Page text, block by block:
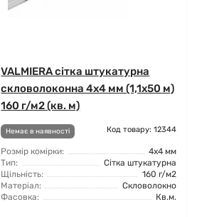
VALMIERA сітка штукатурна
скловолоконна 4x4 мм (1,1x50 м)
160 г/м2 (кв. м)
Немає в наявності Код товару: 12344
Розмір комірки:
4x4 мм
Тип:
Сітка штукатурна
Щільність:
160 г/м2
Матеріал:
Скловолокно
Фасовка:
Кв.м.